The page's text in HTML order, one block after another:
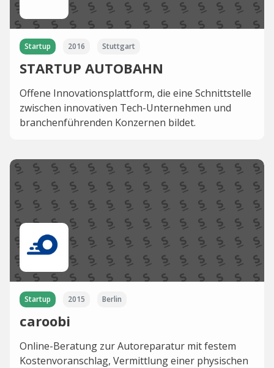
Startup 2016 Stuttgart
STARTUP AUTOBAHN
Offene Innovationsplattform, die eine Schnittstelle
zwischen innovativen Tech-Unternehmen und
branchenführenden Konzernen bildet.
Startup 2015 Berlin
caroobi
Online-Beratung zur Autoreparatur mit festem
Kostenvoranschlag, Vermittlung einer physischen